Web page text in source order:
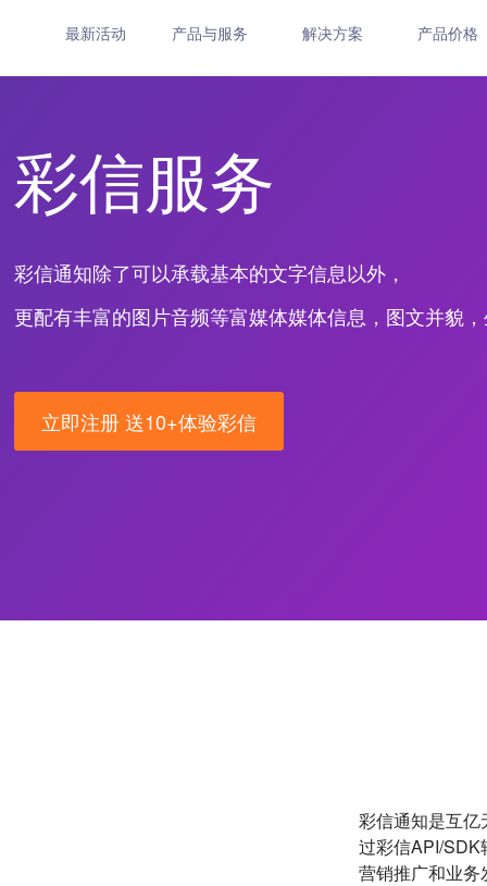
最新活动 产品与服务 解决方案 产品价格
彩信服务
彩信通知除了可以承载基本的文字信息以外，
更配有丰富的图片音频等富媒体媒体信息，图文并貌
立即注册 送10+体验彩信
彩信通知是互
过彩信API/SDK
营销推广和业